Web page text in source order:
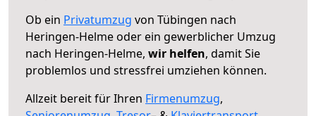
Ob ein Privatumzug von Tübingen nach
Heringen-Helme oder ein gewerblicher Umzug
nach Heringen-Helme, wir helfen, damit Sie
problemlos und stressfrei umziehen können.
Allzeit bereit für Ihren Firmenumzug,